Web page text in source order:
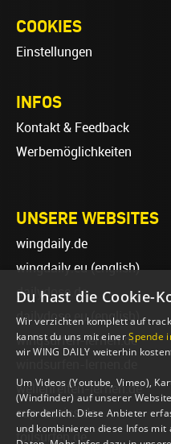
COOKIES
Einstellungen
INFOS
Kontakt & Feedback
Werbemöglichkeiten
UNSERE WEBSITES
wingdaily.de
wingdaily.eu(english)
dailydose.de
dailydose.eu (english)
wingsurfen-lernen.de
wellenreiten-lernen.de
sup-basics.de
foilsurfen.de
Du hast die Cookie-
Wir verzichten komplett auf
kannst du uns mit einerSpende
wir WING DAILY weiterhin
Um Videos (Youtube, Vimeo),
(Windfinder) auf unserer
erforderlich. Diese Anbieter
und kombinieren diese Infos